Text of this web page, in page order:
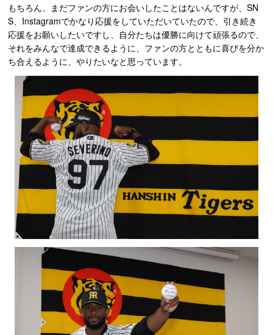
もちろん、まだファンの方にお会いしたことはないんですが、SN
S、Instagramでかなり応援をしていただいていたので、引き続き
応援をお願いしたいですし、自分たちは優勝に向けて頑張るので、
それをみんなで達成できるように、ファンの方とともに喜びを分か
ち合えるように、やりたいなと思っています。